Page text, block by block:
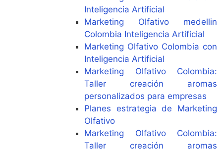
Inteligencia Artificial
Marketing Olfativo medellin
Colombia Inteligencia Artificial
Marketing Olfativo Colombia con
Inteligencia Artificial
Marketing Olfativo Colombia:
Taller creación aromas
personalizados para empresas
Planes estrategia de Marketing
Olfativo
Marketing Olfativo Colombia:
Taller creación aromas